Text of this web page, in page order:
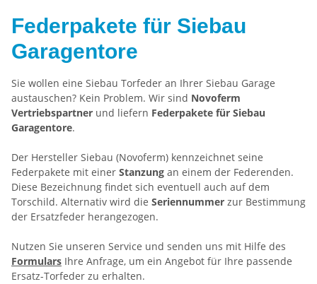
Federpakete für Siebau
Garagentore
Sie wollen eine Siebau Torfeder an Ihrer Siebau Garage
austauschen? Kein Problem. Wir sind Novoferm
Vertriebspartner und liefern Federpakete für Siebau
Garagentore.
Der Hersteller Siebau (Novoferm) kennzeichnet seine
Federpakete mit einer Stanzung an einem der Federenden.
Diese Bezeichnung findet sich eventuell auch auf dem
Torschild. Alternativ wird die Seriennummer zur Bestimmung
der Ersatzfeder herangezogen.
Nutzen Sie unseren Service und senden uns mit Hilfe des
Formulars Ihre Anfrage, um ein Angebot für Ihre passende
Ersatz-Torfeder zu erhalten.